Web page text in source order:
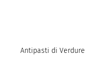
Antipasti di Verdure